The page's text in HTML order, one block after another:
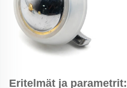
Eritelmät ja parametrit: